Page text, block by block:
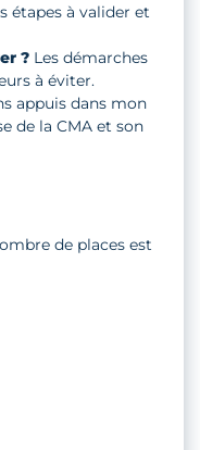
étapes à valider et
? Les démarches
à éviter.
appuis dans mon
de la CMA et son
de places est